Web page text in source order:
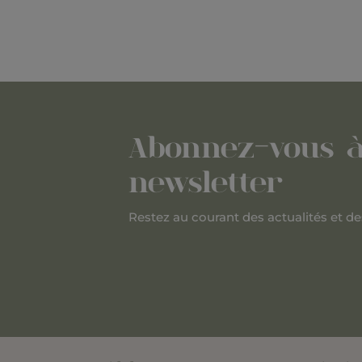
Abonnez-vous
newsletter
Restez au courant des actualités et